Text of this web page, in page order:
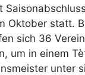
Oktober statt.
sich 36
um in einem
unter